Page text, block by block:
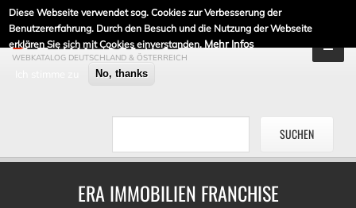
Diese Webseite verwendet sog. Cookies zur Verbesserung der
Benutzererfahrung. Durch den Besuch und die Nutzung der Webseite
erklären Sie sich mit Cookies einverstanden. Mehr Infos
No, thanks
DE-LINKLISTE.DE
WEBKATALOG DEUTSCHLAND & ÖSTERREICH
ERA IMMOBILIEN FRANCHISE